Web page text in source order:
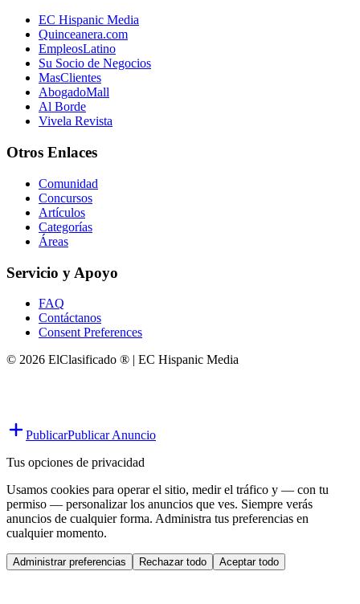
EC Hispanic Media
Quinceanera.com
EmpleosLatino
Su Socio de Negocios
MasClientes
AbogadoMall
Al Borde
Vivela Revista
Otros Enlaces
Comunidad
Concursos
Artículos
Categorías
Áreas
Servicio y Apoyo
FAQ
Contáctanos
Consent Preferences
© 2026 ElClasificado ® | EC Hispanic Media
PublicarPublicar Anuncio
Tus opciones de privacidad
Usamos cookies para operar el sitio, medir el tráfico y — con tu
permiso — personalizar los anuncios que ves. Siempre verás
anuncios de cualquier forma. Administra tus preferencias en
cualquier momento.
Administrar preferencias Rechazar todo Aceptar todo